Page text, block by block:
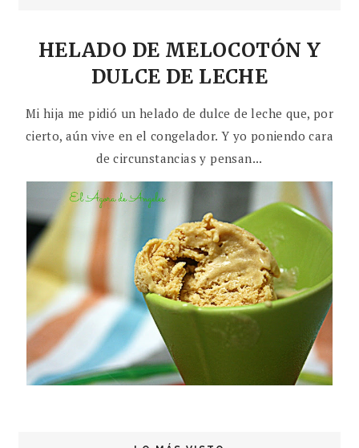
HELADO DE MELOCOTÓN Y
DULCE DE LECHE
Mi hija me pidió un helado de dulce de leche que, por
cierto, aún vive en el congelador. Y yo poniendo cara
de circunstancias y pensan...